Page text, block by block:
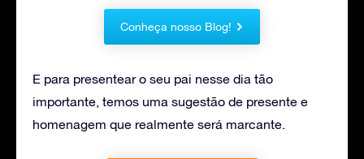
Conheça nosso Blog!
E para presentear o seu pai nesse dia tão
importante, temos uma sugestão de presente e
homenagem que realmente será marcante.